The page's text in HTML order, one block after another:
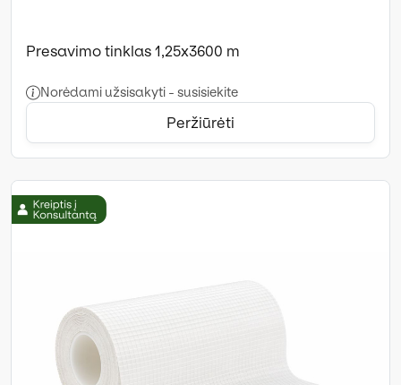
Presavimo tinklas 1,25x3600 m
Norėdami užsisakyti - susisiekite
Peržiūrėti